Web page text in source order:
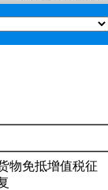
年元旦放假通知
年春节放假通知
年端午节放假通知
物免抵增值税征